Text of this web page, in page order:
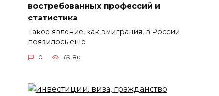
востребованных профессий и
статистика
Такое явление, как эмиграция, в России
появилось еще
0 69.8к.